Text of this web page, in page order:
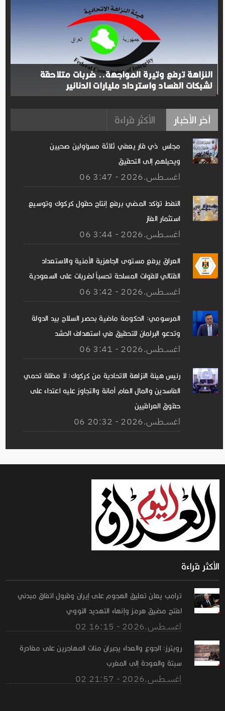
النزاهة ترفع وتيرة المواجهة.. ضربات متلاحقة
لشبكات الفساد واسترداد مليارات الدنانير
آخر الأخبار الأكثر قراءة
مجلس ذي قار يعفي ثلاثة مسؤولين صحيين
ويحيلهم إلى التحقيق
06 اغســطس.2026 - 3:47
النفط تؤكد المضي برفع إنتاج حقول كركوك وتوسيع
استثمار الغاز
06 اغســطس.2026 - 3:44
العراق يرفع مستوى الجاهزية الأمنية والاستعداد
القتالي للقوات المسلحة تحسباً لضربات على السعودية
06 اغســطس.2026 - 3:42
المرسومي: الحكومة ماضية بحصر السلاح بيد الدولة
وتدعو البرلمان للتحقيق في استهداف الحشد
06 اغســطس.2026 - 3:41
رئيس هيئة النزاهة الاتحادية من كركوك: لا مظلة تحمي
الفاسدين والمال العام أمانة والتجاوز عليه اعتداء على
حقوق العراقيين
06 اغســطس.2026 - 20:32
الأكثر قراءة
ترامب يعلن تعليق الهجوم على إيران وقبول اتفاق مبدئي
لفتح مضيق هرمز وإنهاء التهديد النووي
02 اغســطس.2026 - 16:15
رويترز: الجوع والعداء يجبران مئات المهاجرين على مغادرة
سبتة والعودة إلى المغرب
02 اغســطس.2026 - 21:57